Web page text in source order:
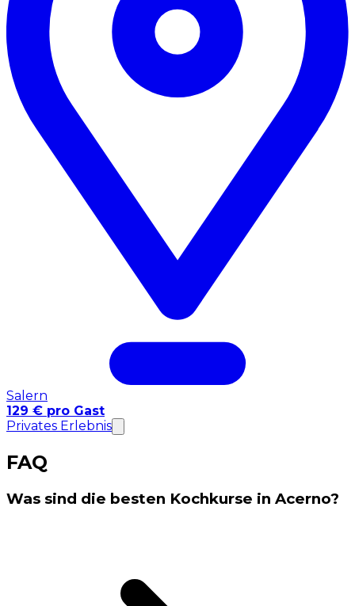
Salern
129 € pro Gast
Privates Erlebnis
FAQ
Was sind die besten Kochkurse in Acerno?